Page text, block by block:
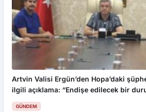
Artvin Valisi Ergün’den Hopa’daki
ilgili açıklama: “Endişe edilecek bir
yeniden trafiğe açıldı”
GÜNDEM